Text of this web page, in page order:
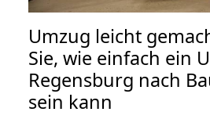
Umzug leicht
Sie, wie einfach ein
Regensburg nach
sein kann